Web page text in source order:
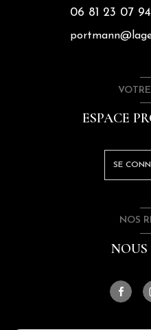
06 81 23 07 94
ESPACE
SE
NOS
NOUS